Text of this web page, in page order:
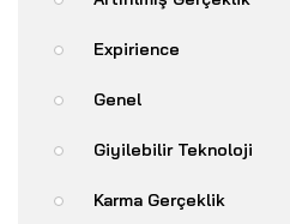
Expirience
Genel
Giyilebilir Teknoloji
Karma Gerçeklik